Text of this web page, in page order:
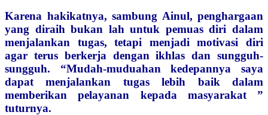
Karena hakikatnya, sambung Ainul, penghargaan
yang diraih bukan lah untuk pemuas diri dalam
menjalankan tugas, tetapi menjadi motivasi diri
agar terus berkerja dengan ikhlas dan sungguh-
sungguh. “Mudah-muduahan kedepannya saya
dapat menjalankan tugas lebih baik dalam
memberikan pelayanan kepada masyarakat ”
tuturnya.